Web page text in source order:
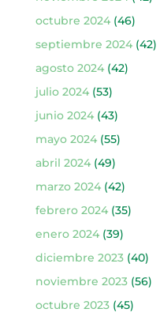
octubre 2024(46)
septiembre 2024(42)
agosto 2024(42)
julio 2024(53)
junio 2024(43)
mayo 2024(55)
abril 2024(49)
marzo 2024(42)
febrero 2024(35)
enero 2024(39)
diciembre 2023(40)
noviembre 2023(56)
octubre 2023(45)